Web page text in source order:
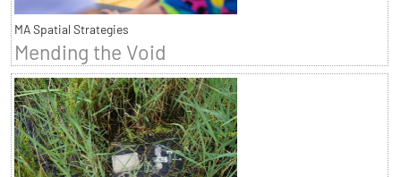
MA Spatial Strategies
Mending the Void